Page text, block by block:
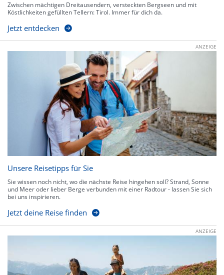
Zwischen mächtigen Dreitausendern, versteckten Bergseen und mit
Köstlichkeiten gefüllten Tellern: Tirol. Immer für dich da.
Jetzt entdecken
ANZEIGE
Unsere Reisetipps für Sie
Sie wissen noch nicht, wo die nächste Reise hingehen soll? Strand, Sonne
und Meer oder lieber Berge verbunden mit einer Radtour - lassen Sie sich
bei uns inspirieren.
Jetzt deine Reise finden
ANZEIGE